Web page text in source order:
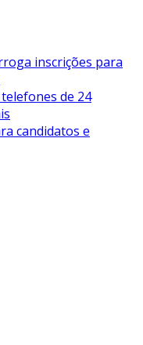
inscrições para
de 24
candidatos e